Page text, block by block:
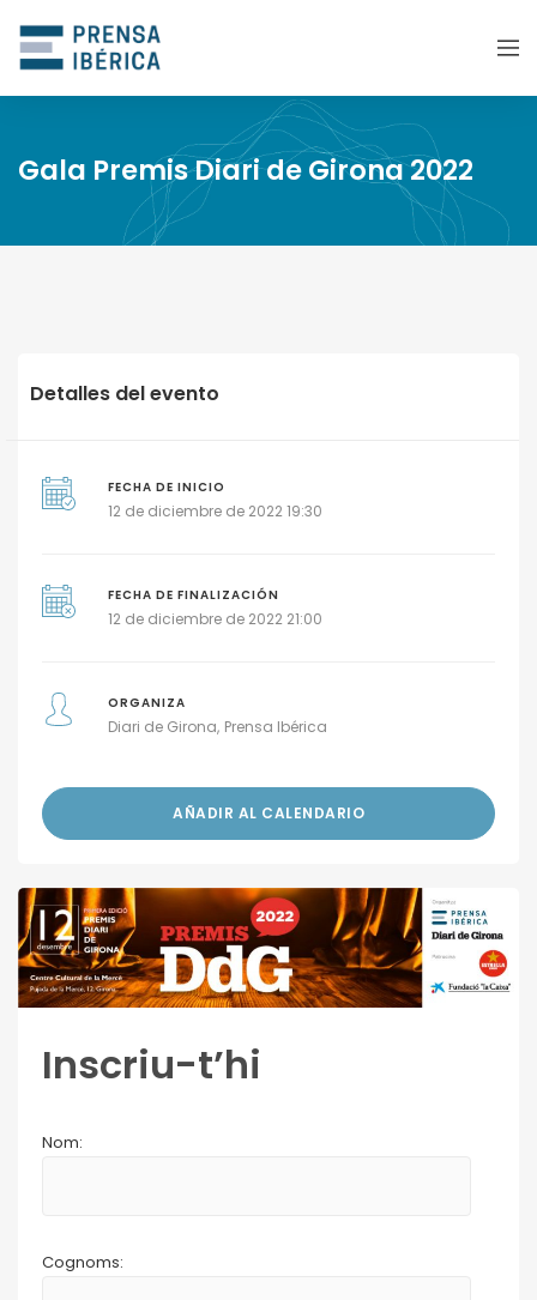
Gala Premis Diari de Girona 2022
Detalles del evento
FECHA DE INICIO
12 de diciembre de 2022 19:30
FECHA DE FINALIZACIÓN
12 de diciembre de 2022 21:00
ORGANIZA
Diari de Girona Prensa Ibérica
AÑADIR AL CALENDARIO
Inscriu-t’hi
Nom:
Cognoms: